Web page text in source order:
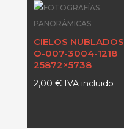
CIELOS NUBLADOS
O-007-3004-1218
25872×5738
2,00 € IVA incluido